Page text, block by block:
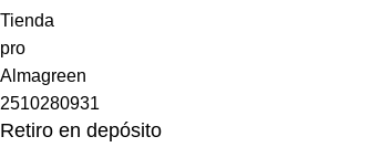
Retiro en depósito